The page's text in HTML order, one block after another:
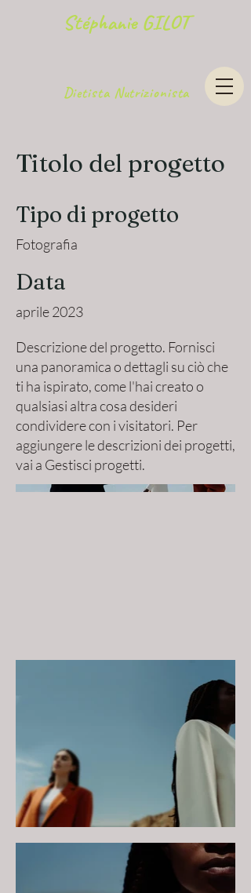
Stéphanie GILOT
Dietista Nutrizionista
Titolo del progetto
Tipo di progetto
Fotografia
Data
aprile 2023
Descrizione del progetto. Fornisci
una panoramica o dettagli su ciò che
ti ha ispirato, come l'hai creato o
qualsiasi altra cosa desideri
condividere con i visitatori. Per
aggiungere le descrizioni dei progetti,
vai a Gestisci progetti.